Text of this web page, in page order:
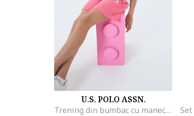
U.S. POLO ASSN.
Trening din bumbac cu maneci scurte, Alb/Roz pastel